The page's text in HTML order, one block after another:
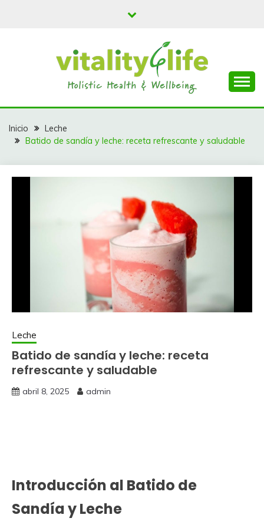
VITALY 4 LIFE
Inicio
Leche
Batido de sandía y leche: receta refrescante y saludable
Leche
Batido de sandía y leche: receta
refrescante y saludable
abril 8, 2025 admin
Introducción al Batido de
Sandía y Leche